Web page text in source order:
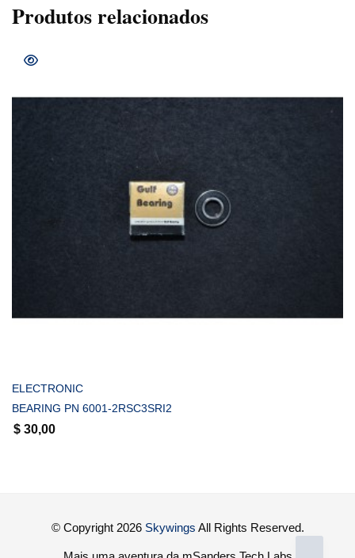
Produtos relacionados
ELECTRONIC
BEARING PN 6001-2RSC3SRI2
$ 30,00
© Copyright 2026 Skywings All Rights Reserved.